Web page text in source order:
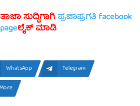
ಸುದ್ದಿಗಾಗಿ ಪ್ರಜಾಪ್ರಗತಿ facebook
pageಲೈಕ್ ಮಾಡಿ
WhatsApp
Telegram
More